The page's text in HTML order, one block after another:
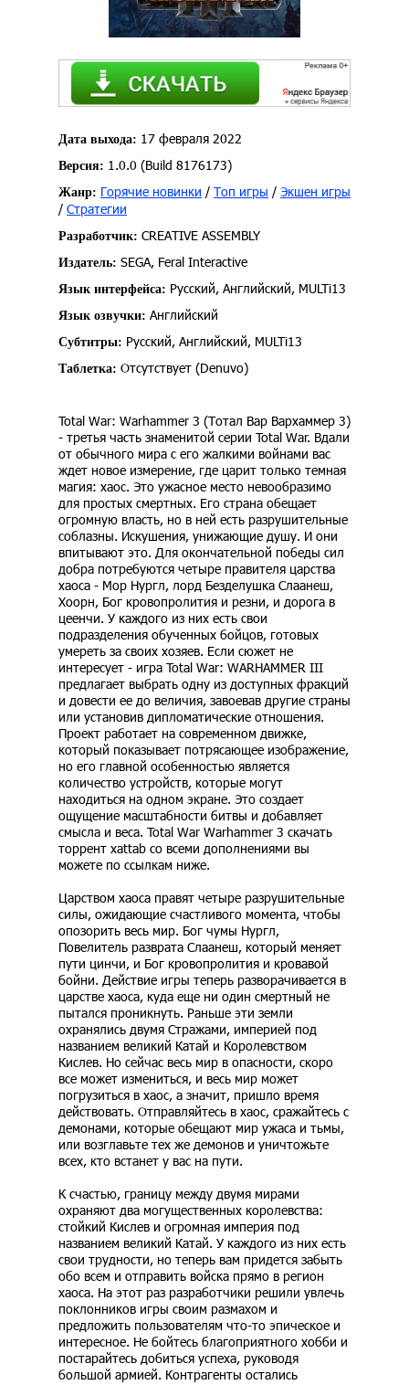
Дата выхода: 17 февраля 2022
Версия: 1.0.0 (Build 8176173)
Жанр: Горячие новинки / Топ игры / Экшен игры
/ Стратегии
Разработчик: CREATIVE ASSEMBLY
Издатель: SEGA, Feral Interactive
Язык интерфейса: Русский, Английский, MULTi13
Язык озвучки: Английский
Субтитры: Русский, Английский, MULTi13
Таблетка: Отсутствует (Denuvo)
Total War: Warhammer 3 (Тотал Вар Вархаммер 3)
- третья часть знаменитой серии Total War. Вдали
от обычного мира с его жалкими войнами вас
ждет новое измерение, где царит только темная
магия: хаос. Это ужасное место невообразимо
для простых смертных. Его страна обещает
огромную власть, но в ней есть разрушительные
соблазны. Искушения, унижающие душу. И они
впитывают это. Для окончательной победы сил
добра потребуются четыре правителя царства
хаоса - Мор Нургл, лорд Безделушка Слаанеш,
Хоорн, Бог кровопролития и резни, и дорога в
цеенчи. У каждого из них есть свои
подразделения обученных бойцов, готовых
умереть за своих хозяев. Если сюжет не
интересует - игра Total War: WARHAMMER III
предлагает выбрать одну из доступных фракций
и довести ее до величия, завоевав другие страны
или установив дипломатические отношения.
Проект работает на современном движке,
который показывает потрясающее изображение,
но его главной особенностью является
количество устройств, которые могут
находиться на одном экране. Это создает
ощущение масштабности битвы и добавляет
смысла и веса. Total War Warhammer 3 скачать
торрент xattab со всеми дополнениями вы
можете по ссылкам ниже.
Царством хаоса правят четыре разрушительные
силы, ожидающие счастливого момента, чтобы
опозорить весь мир. Бог чумы Нургл,
Повелитель разврата Слаанеш, который меняет
пути цинчи, и Бог кровопролития и кровавой
бойни. Действие игры теперь разворачивается в
царстве хаоса, куда еще ни один смертный не
пытался проникнуть. Раньше эти земли
охранялись двумя Стражами, империей под
названием великий Катай и Королевством
Кислев. Но сейчас весь мир в опасности, скоро
все может измениться, и весь мир может
погрузиться в хаос, а значит, пришло время
действовать. Отправляйтесь в хаос, сражайтесь с
демонами, которые обещают мир ужаса и тьмы,
или возглавьте тех же демонов и уничтожьте
всех, кто встанет у вас на пути.
К счастью, границу между двумя мирами
охраняют два могущественных королевства:
стойкий Кислев и огромная империя под
названием великий Катай. У каждого из них есть
свои трудности, но теперь вам придется забыть
обо всем и отправить войска прямо в регион
хаоса. На этот раз разработчики решили увлечь
поклонников игры своим размахом и
предложить пользователям что-то эпическое и
интересное. Не бойтесь благоприятного хобби и
постарайтесь добиться успеха, руководя
большой армией. Контрагенты остались